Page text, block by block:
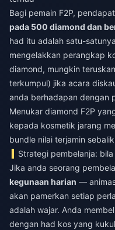
Bagi pemain F2P,
pada 500 diamond dan
had itu adalah satu-
mengelakkan perangkap
diamond, mungkin
terkumpul) jika acara
anda berhadapan dengan
Menukar diamond F2P
kepada kosmetik jarang
bundle nilai terjamin
Strategi pembelanja:
Jika anda seorang
kegunaan harian —
akan pamerkan setiap
adalah wajar. Anda
dengan had kos yang